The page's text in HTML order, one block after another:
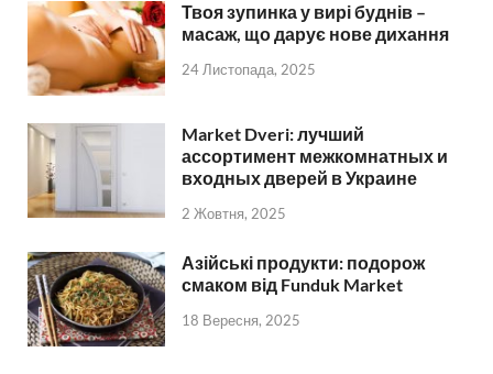
Твоя зупинка у вирі буднів –
масаж, що дарує нове дихання
24 Листопада, 2025
Market Dveri: лучший
ассортимент межкомнатных и
входных дверей в Украине
2 Жовтня, 2025
Азійські продукти: подорож
смаком від Funduk Market
18 Вересня, 2025